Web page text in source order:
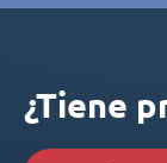
¿Tiene